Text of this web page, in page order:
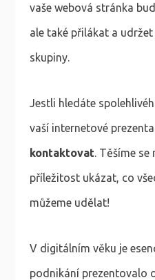
vaše webová stránka
ale také přilákat a
skupiny.
Jestli hledáte
vaší internetové
kontaktovat. Těšíme se
příležitost ukázat, co
můžeme udělat!
V digitálním věku je
podnikání prezentovalo